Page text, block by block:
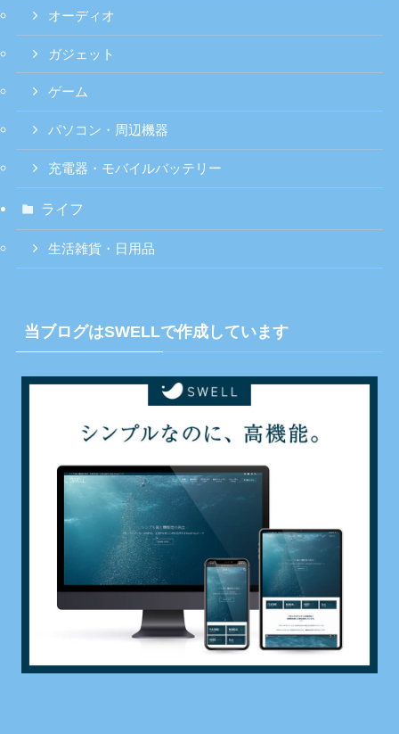
オーディオ
ガジェット
ゲーム
パソコン・周辺機器
充電器・モバイルバッテリー
ライフ
生活雑貨・日用品
当ブログはSWELLで作成しています